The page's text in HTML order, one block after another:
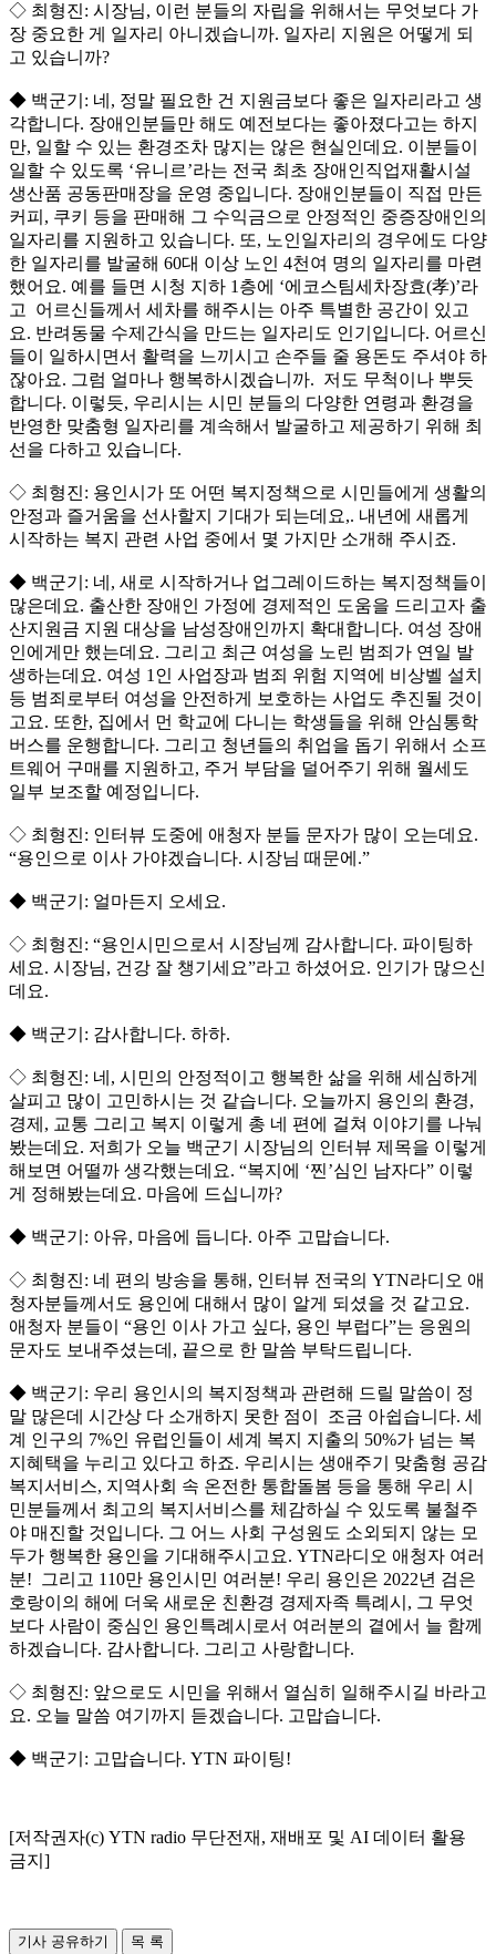
◇ 최형진: 시장님, 이런 분들의 자립을 위해서는 무엇보다 가
장 중요한 게 일자리 아니겠습니까. 일자리 지원은 어떻게 되
고 있습니까?
◆ 백군기: 네, 정말 필요한 건 지원금보다 좋은 일자리라고 생
각합니다. 장애인분들만 해도 예전보다는 좋아졌다고는 하지
만, 일할 수 있는 환경조차 많지는 않은 현실인데요. 이분들이
일할 수 있도록 ‘유니르’라는 전국 최초 장애인직업재활시설
생산품 공동판매장을 운영 중입니다. 장애인분들이 직접 만든
커피, 쿠키 등을 판매해 그 수익금으로 안정적인 중증장애인의
일자리를 지원하고 있습니다. 또, 노인일자리의 경우에도 다양
한 일자리를 발굴해 60대 이상 노인 4천여 명의 일자리를 마련
했어요. 예를 들면 시청 지하 1층에 ‘에코스팀세차장효(孝)’라
고 어르신들께서 세차를 해주시는 아주 특별한 공간이 있고
요. 반려동물 수제간식을 만드는 일자리도 인기입니다. 어르신
들이 일하시면서 활력을 느끼시고 손주들 줄 용돈도 주셔야 하
잖아요. 그럼 얼마나 행복하시겠습니까. 저도 무척이나 뿌듯
합니다. 이렇듯, 우리시는 시민 분들의 다양한 연령과 환경을
반영한 맞춤형 일자리를 계속해서 발굴하고 제공하기 위해 최
선을 다하고 있습니다.
◇ 최형진: 용인시가 또 어떤 복지정책으로 시민들에게 생활의
안정과 즐거움을 선사할지 기대가 되는데요,. 내년에 새롭게
시작하는 복지 관련 사업 중에서 몇 가지만 소개해 주시죠.
◆ 백군기: 네, 새로 시작하거나 업그레이드하는 복지정책들이
많은데요. 출산한 장애인 가정에 경제적인 도움을 드리고자 출
산지원금 지원 대상을 남성장애인까지 확대합니다. 여성 장애
인에게만 했는데요. 그리고 최근 여성을 노린 범죄가 연일 발
생하는데요. 여성 1인 사업장과 범죄 위험 지역에 비상벨 설치
등 범죄로부터 여성을 안전하게 보호하는 사업도 추진될 것이
고요. 또한, 집에서 먼 학교에 다니는 학생들을 위해 안심통학
버스를 운행합니다. 그리고 청년들의 취업을 돕기 위해서 소프
트웨어 구매를 지원하고, 주거 부담을 덜어주기 위해 월세도
일부 보조할 예정입니다.
◇ 최형진: 인터뷰 도중에 애청자 분들 문자가 많이 오는데요.
“용인으로 이사 가야겠습니다. 시장님 때문에.”
◆ 백군기: 얼마든지 오세요.
◇ 최형진: “용인시민으로서 시장님께 감사합니다. 파이팅하
세요. 시장님, 건강 잘 챙기세요”라고 하셨어요. 인기가 많으신
데요.
◆ 백군기: 감사합니다. 하하.
◇ 최형진: 네, 시민의 안정적이고 행복한 삶을 위해 세심하게
살피고 많이 고민하시는 것 같습니다. 오늘까지 용인의 환경,
경제, 교통 그리고 복지 이렇게 총 네 편에 걸쳐 이야기를 나눠
봤는데요. 저희가 오늘 백군기 시장님의 인터뷰 제목을 이렇게
해보면 어떨까 생각했는데요. “복지에 ‘찐’심인 남자다” 이렇
게 정해봤는데요. 마음에 드십니까?
◆ 백군기: 아유, 마음에 듭니다. 아주 고맙습니다.
◇ 최형진: 네 편의 방송을 통해, 인터뷰 전국의 YTN라디오 애
청자분들께서도 용인에 대해서 많이 알게 되셨을 것 같고요.
애청자 분들이 “용인 이사 가고 싶다, 용인 부럽다”는 응원의
문자도 보내주셨는데, 끝으로 한 말씀 부탁드립니다.
◆ 백군기: 우리 용인시의 복지정책과 관련해 드릴 말씀이 정
말 많은데 시간상 다 소개하지 못한 점이 조금 아쉽습니다. 세
계 인구의 7%인 유럽인들이 세계 복지 지출의 50%가 넘는 복
지혜택을 누리고 있다고 하죠. 우리시는 생애주기 맞춤형 공감
복지서비스, 지역사회 속 온전한 통합돌봄 등을 통해 우리 시
민분들께서 최고의 복지서비스를 체감하실 수 있도록 불철주
야 매진할 것입니다. 그 어느 사회 구성원도 소외되지 않는 모
두가 행복한 용인을 기대해주시고요. YTN라디오 애청자 여러
분! 그리고 110만 용인시민 여러분! 우리 용인은 2022년 검은
호랑이의 해에 더욱 새로운 친환경 경제자족 특례시, 그 무엇
보다 사람이 중심인 용인특례시로서 여러분의 곁에서 늘 함께
하겠습니다. 감사합니다. 그리고 사랑합니다.
◇ 최형진: 앞으로도 시민을 위해서 열심히 일해주시길 바라고
요. 오늘 말씀 여기까지 듣겠습니다. 고맙습니다.
◆ 백군기: 고맙습니다. YTN 파이팅!
[저작권자(c) YTN radio 무단전재, 재배포 및 AI 데이터 활용
금지]
기사 공유하기 목 록